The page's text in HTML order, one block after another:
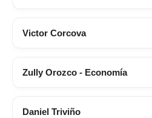
Victor Corcova
Zully Orozco - Economía
Daniel Triviño